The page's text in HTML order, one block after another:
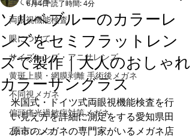
両眼視機能検査
眼について
サイズレンズ・アニサレンズ
黄斑上膜・網膜剥離 手術後メガネ
不同視メガネ
偏頭痛光過敏症対策メガネ
Zeissレンズ
ソルベブルーのカラーレ
ンズをセミフラットレン
ズで製作｜大人のおしゃれ
カラーサングラス
6月4日読了時間: 4分
米国式・ドイツ式両眼視機能検査を行
い見え方を詳細に測定をする愛知県田
原市のメガネの専門家がいるメガネ店